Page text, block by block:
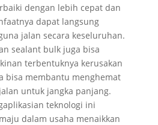
dengan lebih cepat dan
dapat langsung
jalan secara keseluruhan.
sealant bulk juga bisa
terbentuknya kerusakan
bisa membantu menghemat
untuk jangka panjang.
teknologi ini
dalam usaha menaikkan